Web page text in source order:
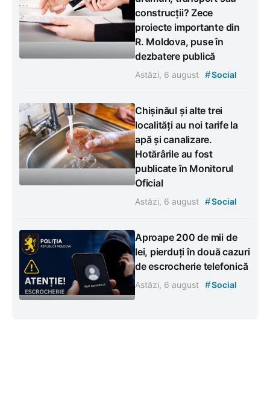
construcții? Zece
proiecte importante din
R. Moldova, puse în
dezbatere publică
Astăzi, 6 august #Social
Chișinăul și alte trei
localități au noi tarife la
apă și canalizare.
Hotărârile au fost
publicate în Monitorul
Oficial
Astăzi, 6 august #Social
Aproape 200 de mii de
lei, pierduți în două cazuri
de escrocherie telefonică
Astăzi, 6 august #Social